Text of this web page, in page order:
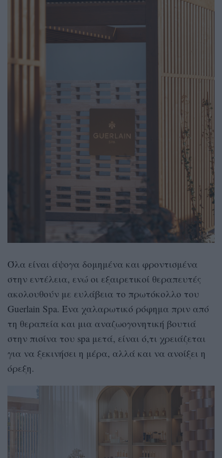
Όλα είναι άψογα δομημένα και φροντισμένα
στην εντέλεια, ενώ οι εξαιρετικοί θεραπευτές
ακολουθούν με ευλάβεια το πρωτόκολλο του
Guerlain Spa. Ένα χαλαρωτικό ρόφημα πριν από
τη θεραπεία και μια αναζωογονητική βουτιά
στην πισίνα του spa μετά, είναι ό,τι χρειάζεται
για να ξεκινήσει η μέρα, αλλά και να ανοίξει η
όρεξη.